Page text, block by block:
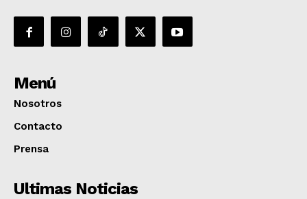
Menú
Nosotros
Contacto
Prensa
Ultimas Noticias